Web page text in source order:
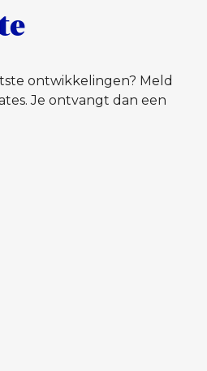
ontwikkelingen? Meld
Je ontvangt dan een